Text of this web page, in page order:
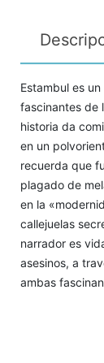
Estambul es
fascinantes de
historia da
en un
recuerda que
plagado de
en la
callejuelas
narrador es
asesinos, a
ambas